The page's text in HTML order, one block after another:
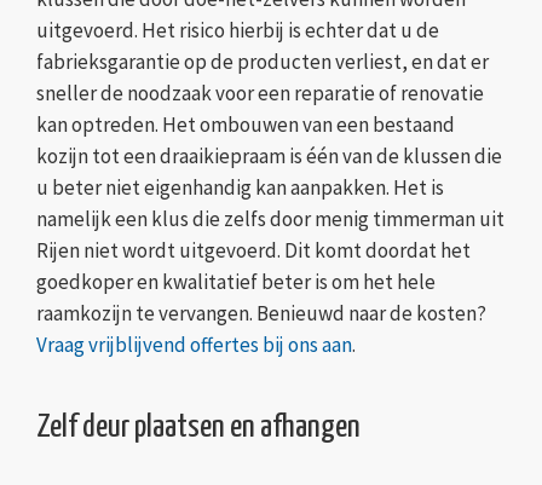
uitgevoerd. Het risico hierbij is echter dat u de
fabrieksgarantie op de producten verliest, en dat er
sneller de noodzaak voor een reparatie of renovatie
kan optreden. Het ombouwen van een bestaand
kozijn tot een draaikiepraam is één van de klussen die
u beter niet eigenhandig kan aanpakken. Het is
namelijk een klus die zelfs door menig timmerman uit
Rijen niet wordt uitgevoerd. Dit komt doordat het
goedkoper en kwalitatief beter is om het hele
raamkozijn te vervangen. Benieuwd naar de kosten?
Vraag vrijblijvend offertes bij ons aan.
Zelf deur plaatsen en afhangen